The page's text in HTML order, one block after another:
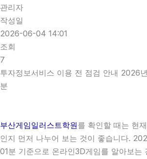
관리자
작성일
2026-06-04 14:01
조회
7
투자정보서비스 이용 전 점검 안내 2026
분
부산게임일러스트학원를 확인할 때는 현
인지 먼저 나누어 보는 것이 좋습니다.
01분 기준으로 온라인3D게임를 알아보는